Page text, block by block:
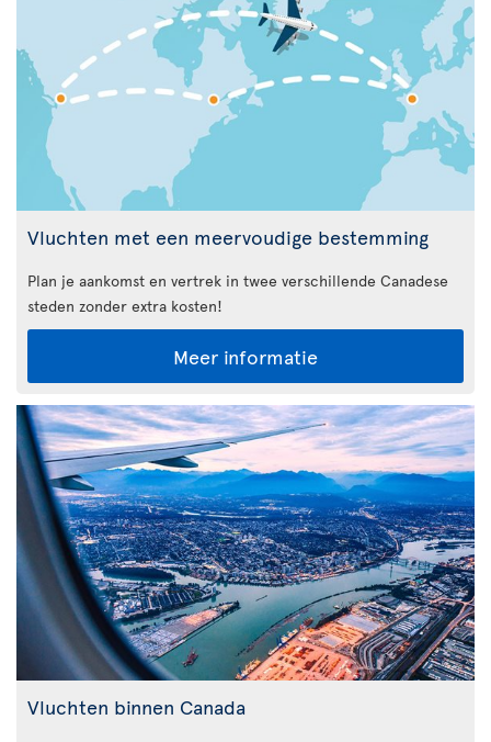
Vluchten met een meervoudige bestemming
Plan je aankomst en vertrek in twee verschillende Canadese
steden zonder extra kosten!
Meer informatie
Vluchten binnen Canada